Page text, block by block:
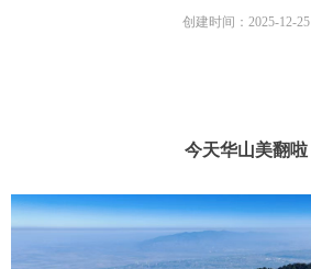
今天华山美翻啦
创建时间： 2025-12-25